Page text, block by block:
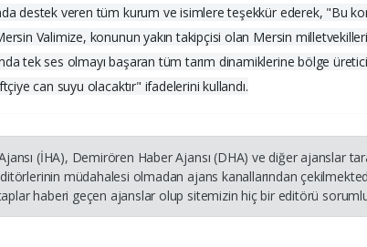
destek veren tüm kurum ve isimlere teşekkür ederek, "Bu
Valimize, konunun yakın takipçisi olan Mersin
tek ses olmayı başaran tüm tarım dinamiklerine bölge
can suyu olacaktır" ifadelerini kullandı.
(İHA), Demirören Haber Ajansı (DHA) ve diğer ajanslar
müdahalesi olmadan ajans kanallarından
haberi geçen ajanslar olup sitemizin hiç bir editörü